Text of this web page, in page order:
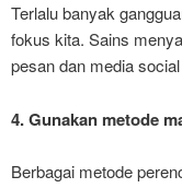
Terlalu banyak
fokus kita. Sains
pesan dan media
4. Gunakan metode
Berbagai metode